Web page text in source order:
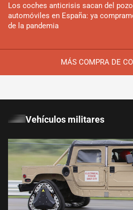
MÁS COMPRA DE
Los coches anticrisis sacan del
automóviles en España: ya
de la pandemia
Vehículos militares